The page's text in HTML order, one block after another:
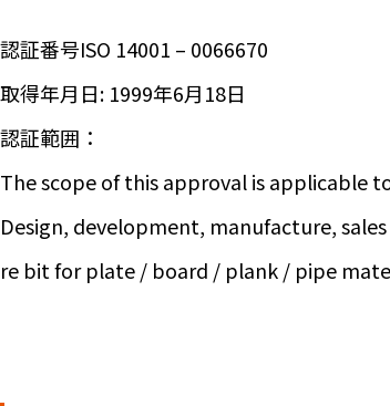
認証番号ISO 14001 – 0066670
取得年月日: 1999年6月18日
認証範囲：
The scope of this approval is applicable
Design, development, manufacture,
re bit for plate / board / plank / pipe